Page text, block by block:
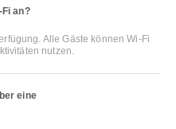
an?
Alle Gäste können Wi-Fi
nutzen.
eine